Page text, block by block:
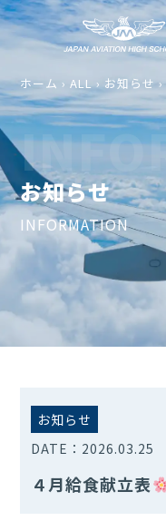
ホーム › ALL › お知らせ ›
お知らせ
INFORMATION
お知らせ
DATE： 2026.03.25
４月給食献立表